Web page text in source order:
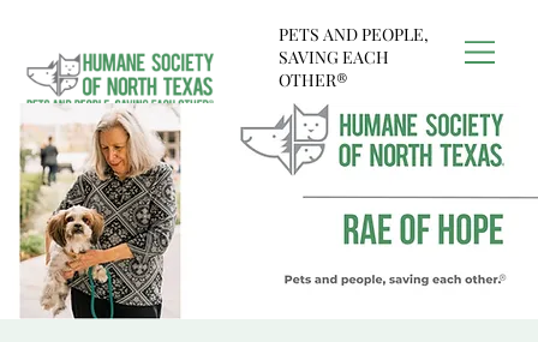
PETS AND PEOPLE,
SAVING EACH
OTHER®